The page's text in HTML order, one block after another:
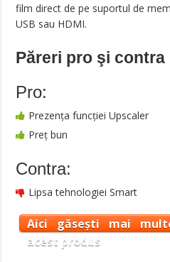
film direct de pe suportul de
USB sau HDMI.
Păreri pro şi contra
Pro:
Prezenţa funcţiei Upscaler
Preţ bun
Contra:
Lipsa tehnologiei Smart
Aici găsești mai
acest produs